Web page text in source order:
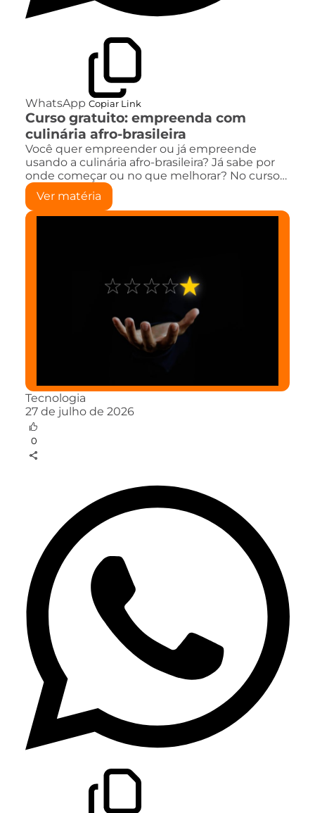
WhatsApp Copiar Link
Curso gratuito: empreenda com
culinária afro-brasileira
Você quer empreender ou já empreende
usando a culinária afro-brasileira? Já sabe por
onde começar ou no que melhorar? No curso…
Ver matéria
Tecnologia
27 de julho de 2026
0